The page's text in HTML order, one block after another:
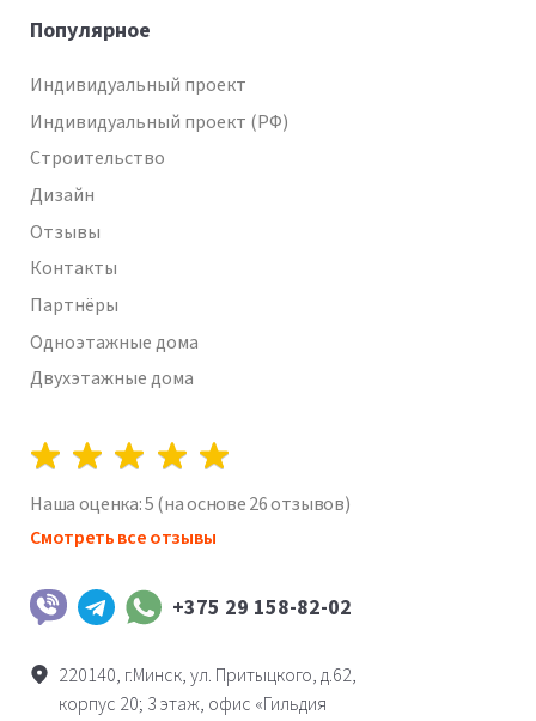
Популярное
Индивидуальный проект
Индивидуальный проект (РФ)
Строительство
Дизайн
Отзывы
Контакты
Партнёры
Одноэтажные дома
Двухэтажные дома
Наша оценка:5(на основе26отзывов)
Смотреть все отзывы
+375 29 158-82-02
220140, г.Минск, ул. Притыцкого, д.62,
корпус 20; 3 этаж, офис «Гильдия